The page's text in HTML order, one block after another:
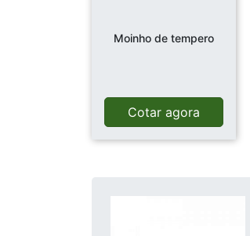
Moinho de tempero
Cotar agora